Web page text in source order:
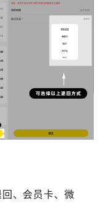
、会员卡、微